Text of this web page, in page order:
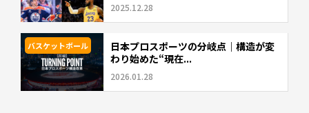
2025.12.28
バスケットボール
日本プロスポーツの分岐点｜構造が変
わり始めた“現在...
2026.01.28